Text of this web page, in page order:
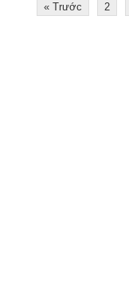
Chuyên Tuyên Quang:
« Trước 2